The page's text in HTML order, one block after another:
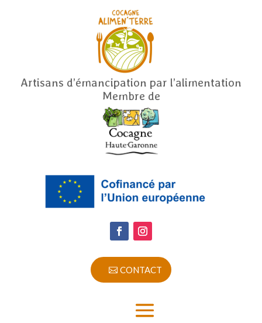
Artisans d’émancipation par l’alimentation
Membre de
CONTACT